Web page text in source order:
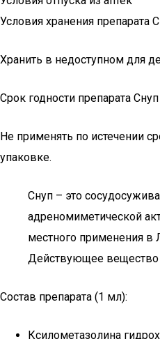
Условия хранения препарата
Хранить в недоступном для
Срок годности препарата
Не применять по истечении
упаковке.
Снуп – это
адреномиметической
местного применения в
Действующее вещество
Состав препарата (1 мл):
Ксилометазолина